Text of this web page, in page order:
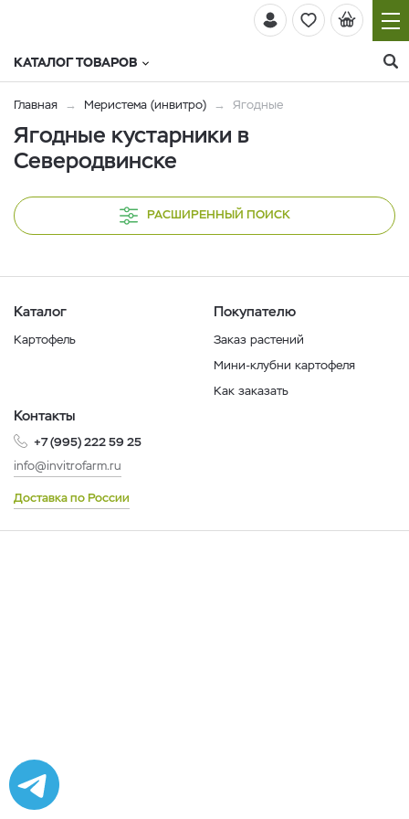
КАТАЛОГ ТОВАРОВ
Главная Меристема (инвитро) Ягодные
Ягодные кустарники в
Северодвинске
РАСШИРЕННЫЙ ПОИСК
Каталог
Картофель
Покупателю
Заказ растений
Мини-клубни картофеля
Как заказать
Контакты
+7 (995) 222 59 25
info@invitrofarm.ru
Доставка по России